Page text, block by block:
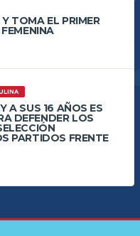
TOMA EL PRIMER
A SUS 16 AÑOS ES
DEFENDER LOS
PARTIDOS FRENTE